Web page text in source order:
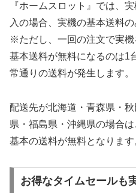
『ホームスロット』では、
入の場合、実機の基本送料の
※ただし、一回の注文で実機
基本送料が無料になるのは1
常通りの送料が発生します。
配送先が北海道・青森県・
県・福島県・沖縄県の場合
基本の送料が無料となります
お得なタイムセールも